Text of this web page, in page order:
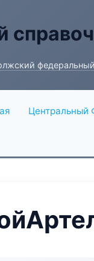
Центральный